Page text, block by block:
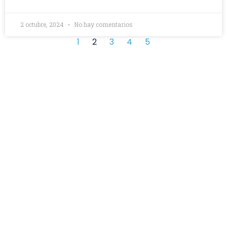
2 octubre, 2024 No hay comentarios
1 2 3 4 5